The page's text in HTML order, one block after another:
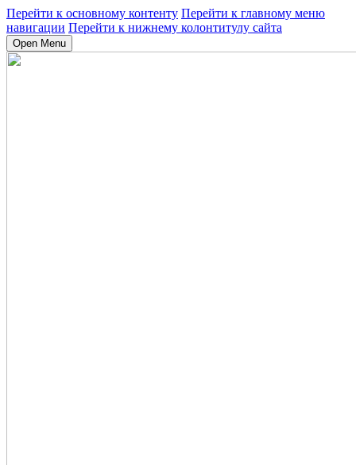
Перейти к основному контенту Перейти к главному меню
навигации Перейти к нижнему колонтитулу сайта
Open Menu